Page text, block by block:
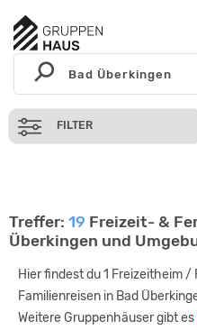
FILTER
Treffer: 19 Freizeit- &
Überkingen und
Hier findest du 1 Freizeitheim
Familienreisen in Bad
Weitere Gruppenhäuser gibt es